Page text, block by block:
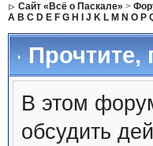
Сайт «Всё о Паскале» >
A B C D E F G H J K L M N O P
Прочтите,
В этом
обсудить